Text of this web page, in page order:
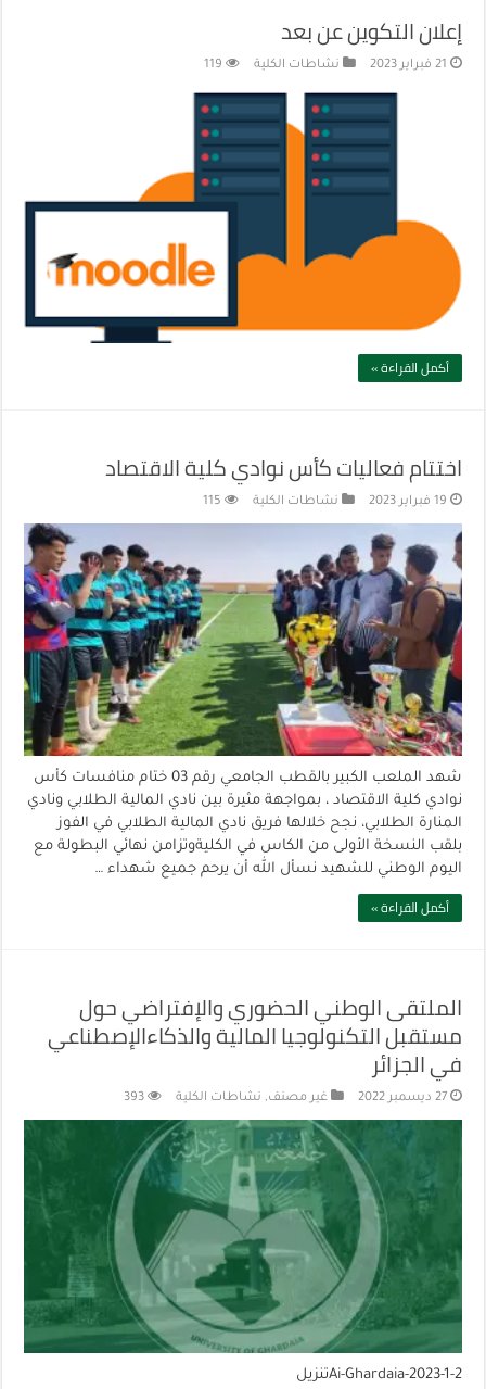
إعلان التكوين عن بعد
21 فبراير 2023 نشاطات الكلية 119
أكمل القراءة »
اختتام فعاليات كأس نوادي كلية الاقتصاد
19 فبراير 2023 نشاطات الكلية 115
شهد الملعب الكبير بالقطب الجامعي رقم 03 ختام منافسات كأس
نوادي كلية الاقتصاد ، بمواجهة مثيرة بين نادي المالية الطلابي ونادي
المنارة الطلابي، نجح خلالها فريق نادي المالية الطلابي في الفوز
بلقب النسخة الأولى من الكاس في الكليةوتزامن نهائي البطولة مع
اليوم الوطني للشهيد نسأل الله أن يرحم جميع شهداء …
أكمل القراءة »
الملتقى الوطني الحضوري والإفتراضي حول
مستقبل التكنولوجيا المالية والذكاءالإصطناعي
في الجزائر
27 ديسمبر 2022 غير مصنف, نشاطات الكلية 393
Ai-Ghardaia-2023-1-2تنزيل